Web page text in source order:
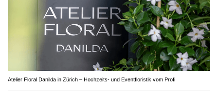
Atelier Floral Danilda in Zürich – Hochzeits- und Eventfloristik vom Profi